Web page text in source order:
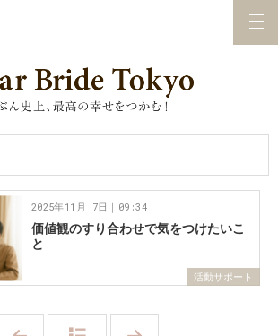
活動サポート
価値観のすり合わせで気をつけたいこ
と
2025年11月 7日｜09:34